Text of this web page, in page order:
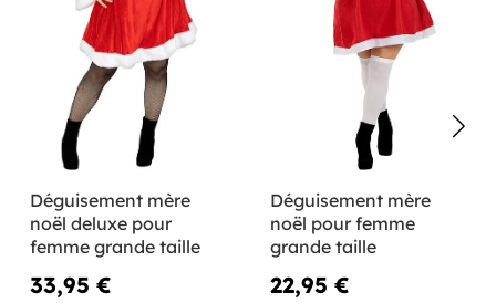
Déguisement mère
noël deluxe pour
femme grande taille
33,95 €
Déguisement mère
noël pour femme
grande taille
22,95 €